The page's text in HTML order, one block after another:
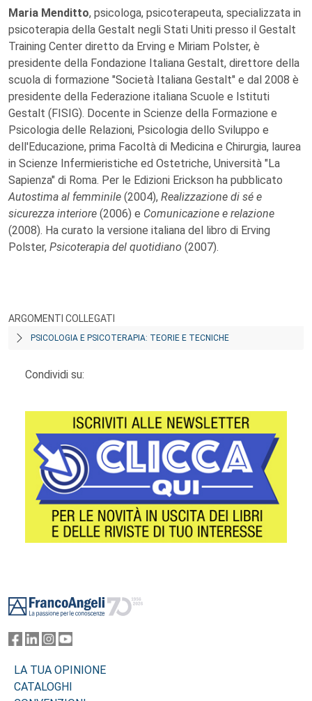
Maria Menditto, psicologa, psicoterapeuta, specializzata in
psicoterapia della Gestalt negli Stati Uniti presso il Gestalt
Training Center diretto da Erving e Miriam Polster, è
presidente della Fondazione Italiana Gestalt, direttore della
scuola di formazione "Società Italiana Gestalt" e dal 2008 è
presidente della Federazione italiana Scuole e Istituti
Gestalt (FISIG). Docente in Scienze della Formazione e
Psicologia delle Relazioni, Psicologia dello Sviluppo e
dell'Educazione, prima Facoltà di Medicina e Chirurgia, laurea
in Scienze Infermieristiche ed Ostetriche, Università "La
Sapienza" di Roma. Per le Edizioni Erickson ha pubblicato
Autostima al femminile (2004), Realizzazione di sé e
sicurezza interiore (2006) e Comunicazione e relazione
(2008). Ha curato la versione italiana del libro di Erving
Polster, Psicoterapia del quotidiano (2007).
ARGOMENTI COLLEGATI
PSICOLOGIA E PSICOTERAPIA: TEORIE E TECNICHE
Condividi su:
LA TUA OPINIONE
CATALOGHI